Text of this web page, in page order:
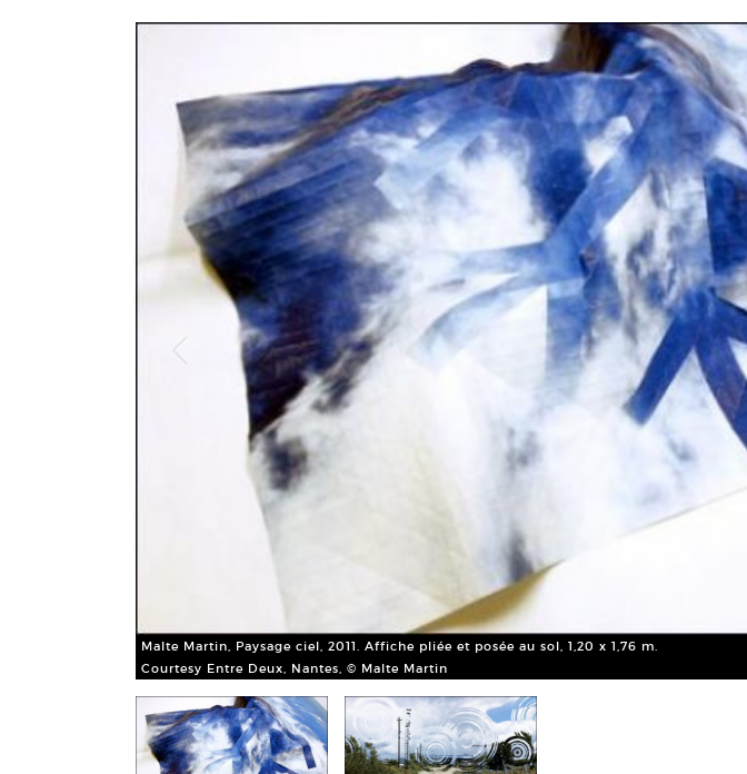
Malte Martin, Paysage ciel, 2011. Affiche pliée et posée au sol, 1,20 x 1,76 m.
Courtesy Entre Deux, Nantes, © Malte Martin